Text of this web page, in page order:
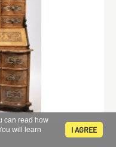
can read how
will learn
I AGREE